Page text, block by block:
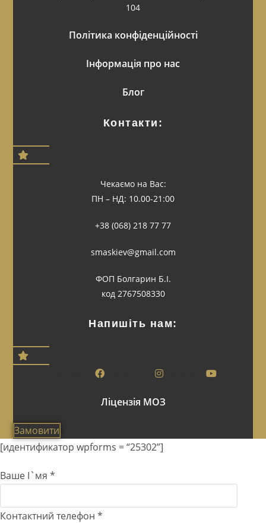
104
Політика конфіденційності
Інформація про нас
Блог
Контакти:
Чекаємо на Вас:
ПН – НД: 10.00-21:00
+38 (068) 218 77 77
smaskiev@gmail.com
ФОП Болгарин Б.І.
код 2767508330
Напишіть нам:
Ліцензія МОЗ
Замовити
[идентификатор wpforms = “25302”]
Ваше І`мя *
Контактний телефон *